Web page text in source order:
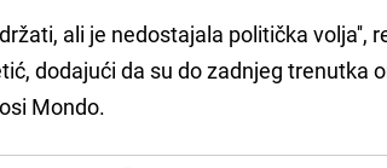
ali je nedostajala politička volja'',
dodajući da su do zadnjeg trenutka
Mondo.